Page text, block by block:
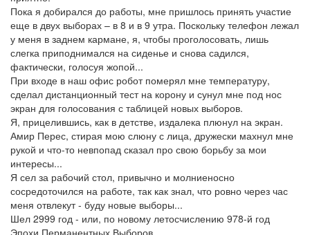
Пока я добирался до работы, мне пришлось принять участие
еще в двух выборах – в 8 и в 9 утра. Поскольку телефон лежал
у меня в заднем кармане, я, чтобы проголосовать, лишь
слегка приподнимался на сиденье и снова садился,
фактически, голосуя жопой...
При входе в наш офис робот померял мне температуру,
сделал дистанционный тест на корону и сунул мне под нос
экран для голосования с таблицей новых выборов.
Я, прицелившись, как в детстве, издалека плюнул на экран.
Амир Перес, стирая мою слюну с лица, дружески махнул мне
рукой и что-то невпопад сказал про свою борьбу за мои
интересы...
Я сел за рабочий стол, привычно и молниеносно
сосредоточился на работе, так как знал, что ровно через час
меня отвлекут - буду новые выборы...
Шел 2999 год - или, по новому летосчислению 978-й год
Эпохи Перманентных Выборов.